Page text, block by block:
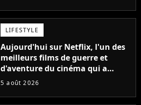
LIFESTYLE
Aujourd'hui sur Netflix, l'un des
meilleurs films de guerre et
d'aventure du cinéma qui a
connu un succès retentissant à
5 août 2026